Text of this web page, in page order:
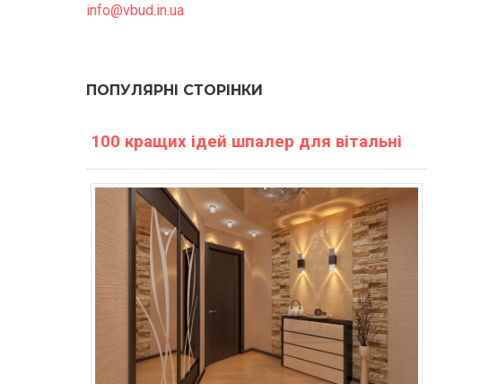
info@vbud.in.ua
ПОПУЛЯРНІ СТОРІНКИ
100 кращих ідей шпалер для вітальні